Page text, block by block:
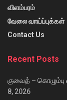
விளம்பரம்
வேலை வாய்ப்புக்கள்
Contact Us
Recent Posts
குவைத் –
8, 2026